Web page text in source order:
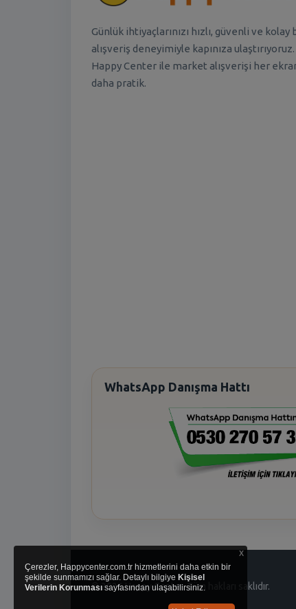
Günlük ihtiyaçlarınızı hızlı, güvenli ve kolay
alışveriş deneyimiyle kapınıza ulaştırıyoruz.
Happy Center ile market alışverişi her
daha pratik.
WhatsApp Danışma Hattı
© 2026 Happy Center. Tüm hakları saklıdır.
x
Çerezler, Happycenter.com.tr hizmetlerini daha etkin bir
şekilde sunmamızı sağlar. Detaylı bilgiye Kişisel
Verilerin Korunması sayfasından ulaşabilirsiniz.